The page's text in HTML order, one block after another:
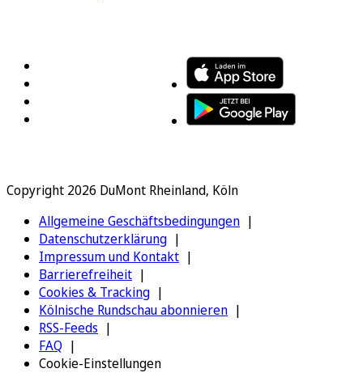
Copyright 2026 DuMont Rheinland, Köln
Allgemeine Geschäftsbedingungen
Datenschutzerklärung
Impressum und Kontakt
Barrierefreiheit
Cookies & Tracking
Kölnische Rundschau abonnieren
RSS-Feeds
FAQ
Cookie-Einstellungen